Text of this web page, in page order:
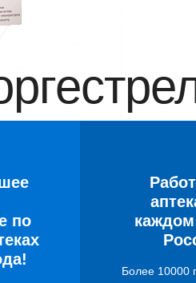
по
Более 10000